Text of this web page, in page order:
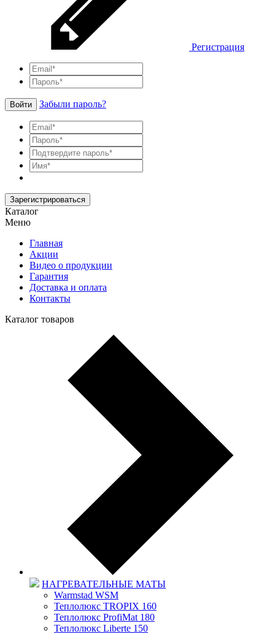
Регистрация
Войти Забыли пароль?
Зарегистрироваться
Каталог
Меню
Главная
Акции
Видео о продукции
Гарантия
Доставка и оплата
Контакты
Каталог товаров
НАГРЕВАТЕЛЬНЫЕ МАТЫ
Warmstad WSM
Теплолюкс TROPIX 160
Теплолюкс ProfiMat 180
Теплолюкс Liberte 150